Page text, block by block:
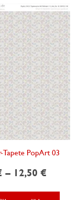
auf.
Die
auf
der
Tapete PopArt 03
– 12,50 €